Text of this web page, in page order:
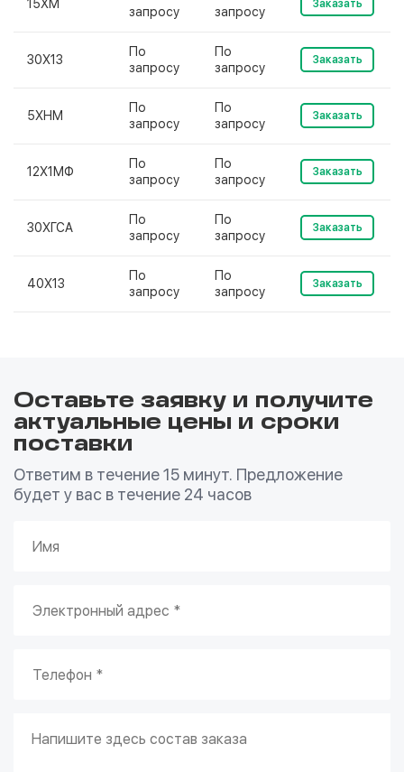
15ХМ
запросу
запросу
Заказать
30Х13
По
запросу
По
запросу
Заказать
5ХНМ
По
запросу
По
запросу
Заказать
12Х1МФ
По
запросу
По
запросу
Заказать
30ХГСА
По
запросу
По
запросу
Заказать
40Х13
По
запросу
По
запросу
Заказать
Оставьте заявку и получите
актуальные цены и сроки
поставки
Ответим в течение 15 минут. Предложение
будет у вас в течение 24 часов